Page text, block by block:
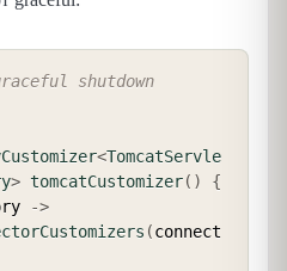
shutdown
<TomcatServle
> tomcatCustomizer( )
{
->
(connect